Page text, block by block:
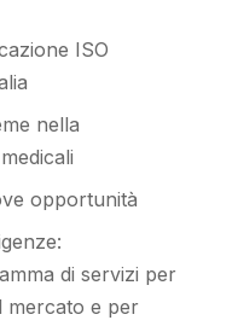
ISO
nella
opportunità
di servizi per
mercato e per